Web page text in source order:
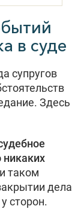
в суде
супругов
Здесь
никаких
таком
дела
сторон.